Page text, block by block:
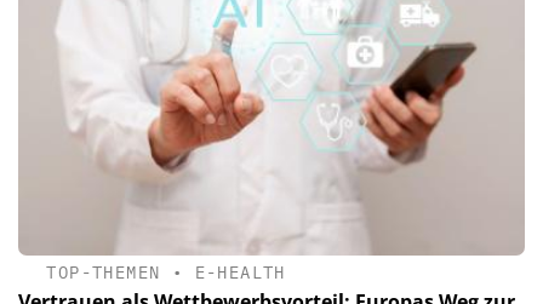
TOP-THEMEN • E-HEALTH